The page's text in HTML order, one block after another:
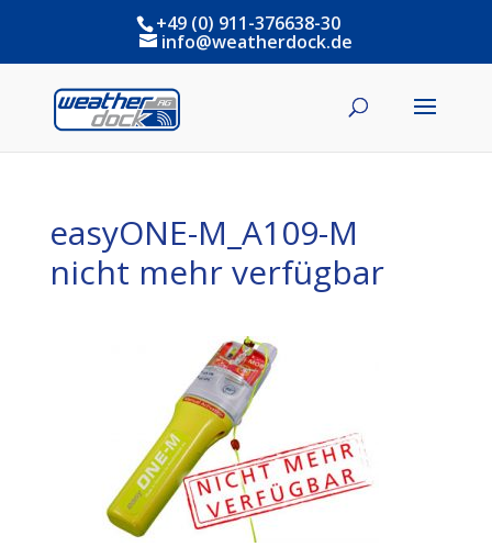
+49 (0) 911-376638-30
info@weatherdock.de
easyONE-M_A109-M
nicht mehr verfügbar